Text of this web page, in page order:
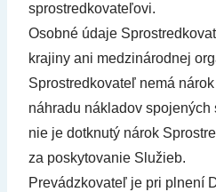
sprostredkovateľovi.
Osobné údaje
krajiny ani medzinárodnej
Sprostredkovateľ nemá
náhradu nákladov spojených
nie je dotknutý nárok
za poskytovanie Služieb.
Prevádzkovateľ je pri plnení